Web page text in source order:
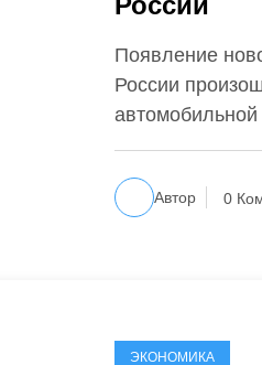
Появление
России
Автор 0
ЭКОНОМИКА